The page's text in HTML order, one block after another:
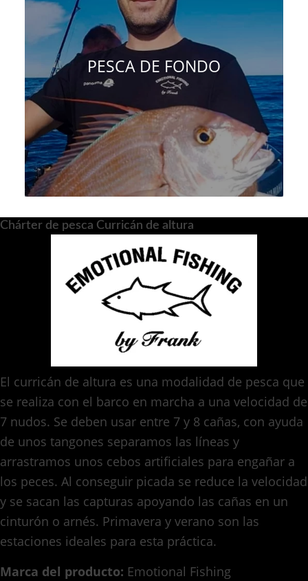
PESCA DE FONDO
Chárter de pesca Curricán de altura
El curricán de altura es una modalidad de pesca que
se realiza con el barco en marcha a una velocidad de
7 nudos. Se deben usar entre 7 y 8 cañas, con ayuda
de unos tangones separamos las líneas y
arrastramos unos cebos artificiales para engañar a
los peces. Al conseguir picada se reduce la velocidad
y se sacan las capturas apoyando las cañas en un
cinturón o arnés. Primavera y verano son las
estaciones ideales para esta práctica.
Marca del producto: Emotional Fishing